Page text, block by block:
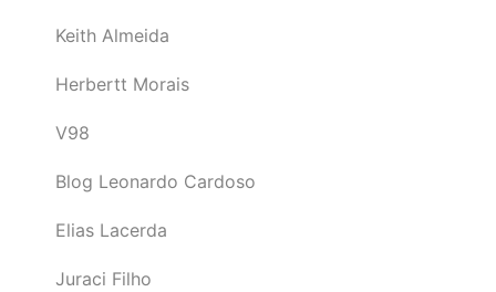
Keith Almeida
Herbertt Morais
V98
Blog Leonardo Cardoso
Elias Lacerda
Juraci Filho